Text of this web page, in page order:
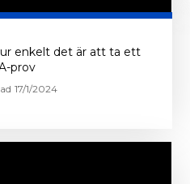
enkelt det är att ta ett
prov
17/1/2024